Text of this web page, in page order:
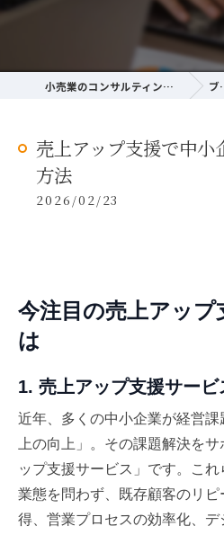
小売業のコンサルティングならサクラ経営研究所 ブログ
売上アップ支援で中小
方法
2026/02/23
今注目の売上アップ
は
1. 売上アップ支援サー
近年、多くの中小企業が経営
上の向上」。その課題解決を
ップ支援サービス」です。これ
業態を問わず、既存顧客のリ
得、営業プロセスの効率化、